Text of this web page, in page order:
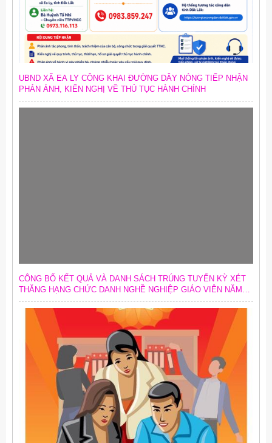
UBND XÃ EA LY CÔNG KHAI ĐƯỜNG DÂY NÓNG TIẾP NHẬN
PHẢN ÁNH, KIẾN NGHỊ VỀ THỦ TỤC HÀNH CHÍNH
CÔNG BỐ KẾT QUẢ VÀ DANH SÁCH TRÚNG TUYỂN KỲ XÉT
THĂNG HẠNG CHỨC DANH NGHỀ NGHIỆP GIÁO VIÊN NĂM
2026